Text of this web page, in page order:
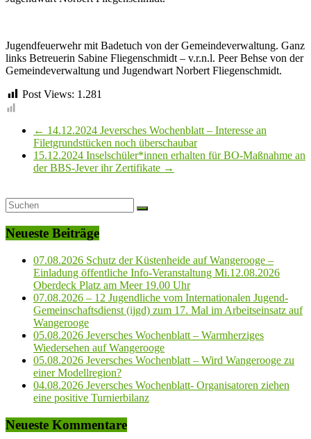
Jugendfeuerwehr mit Badetuch von der Gemeindeverwaltung. Ganz
links Betreuerin Sabine Fliegenschmidt – v.r.n.l. Peer Behse von der
Gemeindeverwaltung und Jugendwart Norbert Fliegenschmidt.
Post Views: 1.281
← 14.12.2024 Jeversches Wochenblatt – Interesse an
Filetgrundstücken noch überschaubar
15.12.2024 Inselschüler*innen erhalten für BO-Maßnahme an
der BBS-Jever ihr Zertifikate →
Neueste Beiträge
07.08.2026 Schutz der Küstenheide auf Wangerooge –
Einladung öffentliche Info-Veranstaltung Mi.12.08.2026
Oberdeck Platz am Meer 19.00 Uhr
07.08.2026 – 12 Jugendliche vom Internationalen Jugend-
Gemeinschaftsdienst (ijgd) zum 17. Mal im Arbeitseinsatz auf
Wangerooge
05.08.2026 Jeversches Wochenblatt – Warmherziges
Wiedersehen auf Wangerooge
05.08.2026 Jeversches Wochenblatt – Wird Wangerooge zu
einer Modellregion?
04.08.2026 Jeversches Wochenblatt- Organisatoren ziehen
eine positive Turnierbilanz
Neueste Kommentare